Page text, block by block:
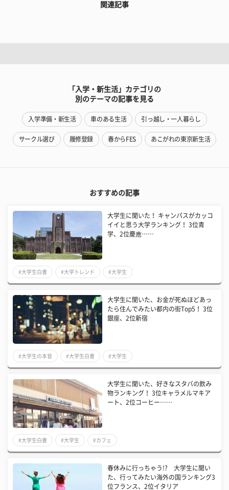
関連記事
「入学・新生活」カテゴリの
別のテーマの記事を見る
入学準備・新生活 車のある生活 引っ越し・一人暮らし
サークル選び 履修登録 春からFES あこがれの東京新生活
おすすめの記事
大学生に聞いた！ キャンパスがカッコ
イイと思う大学ランキング！ 3位青
学、2位慶應……
#大学生白書 #大学トレンド #大学生
大学生に聞いた、お金が死ぬほどあっ
たら住んでみたい都内の街Top5！ 3位
銀座、2位新宿
#大学生の本音 #大学生白書 #大学生
大学生に聞いた、好きなスタバの飲み
物ランキング！ 3位キャラメルマキア
ート、2位コーヒー……
#大学生白書 #大学生 #カフェ
春休みに行っちゃう!? 大学生に聞い
た、行ってみたい海外の国ランキング3
位フランス、2位イタリア